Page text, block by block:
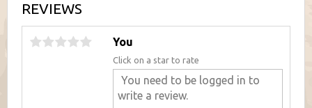
REVIEWS
You
Click on a star to rate